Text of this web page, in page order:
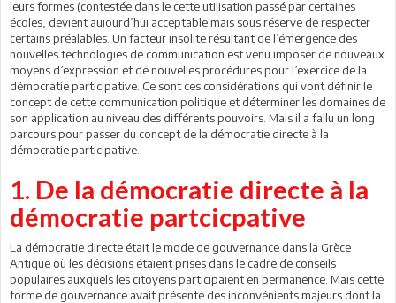
leurs formes (contestée dans le cette utilisation passé par certaines
écoles, devient aujourd’hui acceptable mais sous réserve de respecter
certains préalables. Un facteur insolite résultant de l’émergence des
nouvelles technologies de communication est venu imposer de nouveaux
moyens d’expression et de nouvelles procédures pour l’exercice de la
démocratie participative. Ce sont ces considérations qui vont définir le
concept de cette communication politique et déterminer les domaines de
son application au niveau des différents pouvoirs. Mais il a fallu un long
parcours pour passer du concept de la démocratie directe à la
démocratie participative.
1. De la démocratie directe à la
démocratie partcicpative
La démocratie directe était le mode de gouvernance dans la Grèce
Antique où les décisions étaient prises dans le cadre de conseils
populaires auxquels les citoyens participaient en permanence. Mais cette
forme de gouvernance avait présenté des inconvénients majeurs dont la